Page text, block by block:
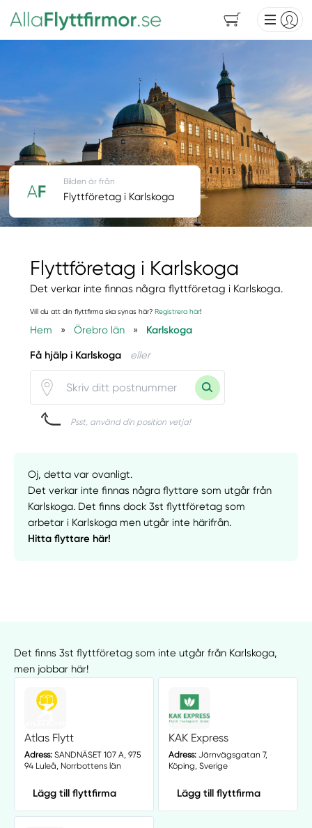
Flyttföretag i Karlskoga
Det verkar inte finnas några flyttföretag i Karlskoga.
Vill du att din flyttfirma ska synas här? Registrera här!
Hem » Örebro län » Karlskoga
Få hjälp i Karlskoga eller
Psst, använd din position vetja!
Bilden är från
Flyttföretag i Karlskoga
Oj, detta var ovanligt.
Det verkar inte finnas några flyttare som utgår från
Karlskoga. Det finns dock 3st flyttföretag som
arbetar i Karlskoga men utgår inte härifrån.
Hitta flyttare här!
Det finns 3st flyttföretag som inte utgår från Karlskoga,
men jobbar här!
Atlas Flytt
Adress:SANDNÄSET 107 A, 975
94 Luleå, Norrbottens län
Lägg till flyttfirma
KAK Express
Adress:Järnvägsgatan 7,
Köping, Sverige
Lägg till flyttfirma